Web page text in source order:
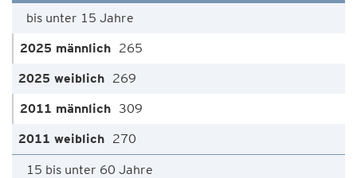
bis unter 15 Jahre
265
269
309
270
15 bis unter 60 Jahre